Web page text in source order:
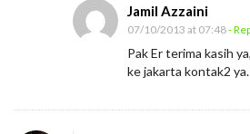
m
Jamil Azzaini
07/10/2013 at 07:48-
Pak Er terima kasih
ke jakarta kontak2